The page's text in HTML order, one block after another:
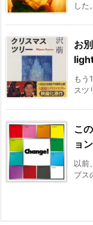
した
お
light
もう
スツ
こ
ョン
以前
プス